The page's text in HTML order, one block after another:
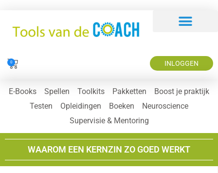
0 INLOGGEN
E-Books Spellen Toolkits Pakketten
Boost je praktijk
Testen
Opleidingen Boeken
Neuroscience
Supervisie & Mentoring
WAAROM EEN KERNZIN ZO GOED WERKT